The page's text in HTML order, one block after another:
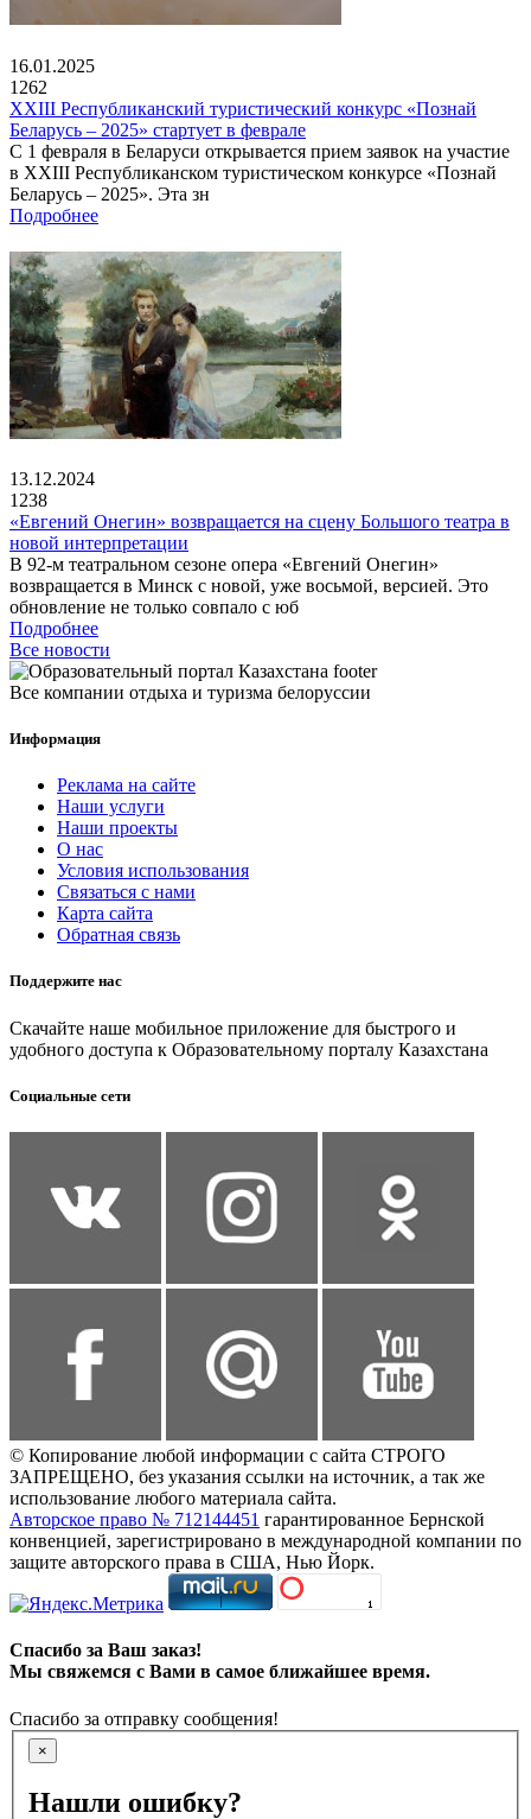
16.01.2025
1262
XXIII Республиканский туристический конкурс «Познай
Беларусь – 2025» стартует в феврале
С 1 февраля в Беларуси открывается прием заявок на участие
в XXIII Республиканском туристическом конкурсе «Познай
Беларусь – 2025». Эта зн
Подробнее
13.12.2024
1238
«Евгений Онегин» возвращается на сцену Большого театра в
новой интерпретации
В 92-м театральном сезоне опера «Евгений Онегин»
возвращается в Минск с новой, уже восьмой, версией. Это
обновление не только совпало с юб
Подробнее
Все новости
Все компании отдыха и туризма белоруссии
Информация
Реклама на сайте
Наши услуги
Наши проекты
О нас
Условия использования
Связаться с нами
Карта сайта
Обратная связь
Поддержите нас
Скачайте наше мобильное приложение для быстрого и
удобного доступа к Образовательному порталу Казахстана
Социальные сети
© Копирование любой информации с сайта СТРОГО
ЗАПРЕЩЕНО, без указания ссылки на источник, а так же
использование любого материала сайта.
Авторское право № 712144451 гарантированное Бернской
конвенцией, зарегистрировано в международной компании по
защите авторского права в США, Нью Йорк.
Спасибо за Ваш заказ!
Мы свяжемся с Вами в самое ближайшее время.
Спасибо за отправку сообщения!
×
Нашли ошибку?